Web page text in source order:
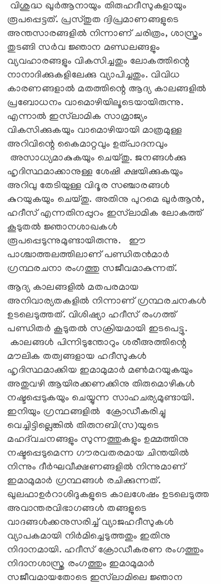
വിശുദ്ധ ഖുർആനായും തിരുഹദീസുകളായും
രൂപപ്പെട്ടത്. പ്രസ്തുത ദ്വിപ്രമാണങ്ങളുടെ
അന്തസാരങ്ങളിൽ നിന്നാണ് ചരിത്രം, ശാസ്ത്രം
തുടങ്ങി സർവ ജ്ഞാന മണ്ഡലങ്ങളും
വ്യവഹാരങ്ങളും വികസിച്ചതും ലോകത്തിന്റെ
നാനാദിക്കുകളിലേക്കു വ്യാപിച്ചതും. വിവിധ
കാരണങ്ങളാൽ മതത്തിന്റെ ആദ്യ കാലങ്ങളിൽ
പ്രബോധനം വാമൊഴിയിലൂടെയായിരുന്നു.
എന്നാൽ ഇസ്‌ലാമിക സാമ്രാജ്യം
വികസിക്കുകയും വാമൊഴിയായി മാത്രമുള്ള
അറിവിന്റെ കൈമാറ്റവും ഉത്പാദനവും
അസാധ്യമാകുകയും ചെയ്തു. ജനങ്ങൾക്കു
ഹൃദിസ്ഥമാക്കാനുള്ള ശേഷി ക്ഷയിക്കുകയും
അറിവു തേടിയുള്ള വിദൂര സഞ്ചാരങ്ങൾ
കുറയുകയും ചെയ്തു. അതിനു പുറമെ ഖുർആൻ,
ഹദീസ് എന്നതിനപ്പുറം ഇസ്‌ലാമിക ലോകത്ത്
കൂടുതൽ ജ്ഞാനശാഖകൾ
രൂപപ്പെടുന്നുമുണ്ടായിരുന്നു. ഈ
പാശ്ചാത്തലത്തിലാണ് പണ്ഡിതൻമാർ
ഗ്രന്ഥരചനാ രംഗത്തു സജീവമാകുന്നത്.
ആദ്യ കാലങ്ങളിൽ മതപരമായ
അനിവാര്യതകളിൽ നിന്നാണ് ഗ്രന്ഥരചനകൾ
ഉടലെടുത്തത്. വിശിഷ്യാ ഹദീസ് രംഗത്ത്
പണ്ഡിതര്‍ കൂടുതൽ സക്രിയമായി ഇടപെട്ടു.
കാലങ്ങൾ പിന്നിടുന്തോറും ശരീഅത്തിന്റെ
മൗലിക തത്വങ്ങളായ ഹദീസുകൾ
ഹൃദിസ്ഥമാക്കിയ ഇമാമുമാർ മൺമറയുകയും
അതുവഴി ആയിരക്കണക്കിനു തിരുമൊഴികൾ
നഷ്ടപ്പെടുകയും ചെയ്യുന്ന സാഹചര്യമുണ്ടായി.
ഇനിയും ഗ്രന്ഥങ്ങളിൽ ക്രോഡീകരിച്ചു
വെച്ചിട്ടില്ലെങ്കിൽ തിരുനബി(സ)യുടെ
മഹദ്‍വചനങ്ങളും സുന്നത്തുകളും ഉമ്മത്തിനു
നഷ്ടപ്പെടുമെന്ന ഗൗരവതരമായ ചിന്തയിൽ
നിന്നും ദീർഘവീക്ഷണങ്ങളിൽ നിന്നുമാണ്
ഇമാമുമാർ ഗ്രന്ഥങ്ങൾ രചിക്കുന്നത്.
ഖുലഫാഉർറാശിദുകളുടെ കാലശേഷം ഉടലെടുത്ത
അവാന്തരവിഭാഗങ്ങൾ തങ്ങളുടെ
വാദങ്ങൾക്കനുസരിച്ച് വ്യാജഹദീസുകൾ
വ്യാപകമായി നിർമിച്ചെടുത്തതും ഇതിനു
നിദാനമായി. ഹദീസ് ക്രോഡീകരണ രംഗത്തും
നിദാനശാസ്ത്ര രംഗത്തും ഇമാമുമാർ
സജീവമായതോടെ ഇസ്‌ലാമിലെ ജ്ഞാന